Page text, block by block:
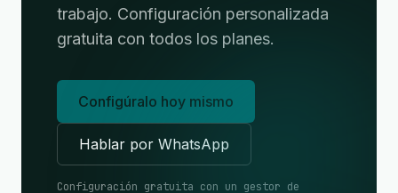
trabajo. Configuración personalizada
gratuita con todos los planes.
Configúralo hoy mismo
Hablar por WhatsApp
Configuración gratuita con un gestor de